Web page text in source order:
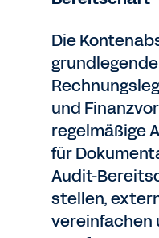
Die
und
regelmäßige
für
Audit-
stellen,
vereinfachen